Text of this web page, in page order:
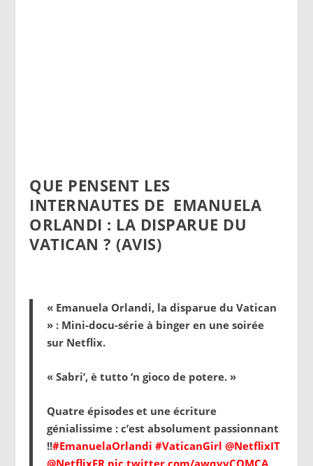
QUE PENSENT LES
INTERNAUTES DE EMANUELA
ORLANDI : LA DISPARUE DU
VATICAN? (AVIS)
« Emanuela Orlandi, la disparue du Vatican
» : Mini-docu-série à binger en une soirée
sur Netflix.
« Sabri’, è tutto ‘n gioco de potere. »
Quatre épisodes et une écriture
génialissime : c’est absolument passionnant
!!#EmanuelaOrlandi #VaticanGirl @NetflixIT
@NetflixFR pic.twitter.com/awqvyCOMCA